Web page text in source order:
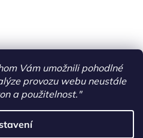
Vám umožnili pohodlné
provozu webu neustále
a použitelnost."
Shoptet